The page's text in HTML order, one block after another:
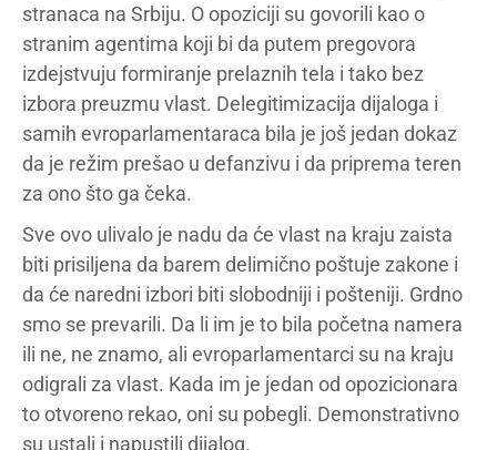
stranaca na Srbiju. O opoziciji su govorili kao o
stranim agentima koji bi da putem pregovora
izdejstvuju formiranje prelaznih tela i tako bez
izbora preuzmu vlast. Delegitimizacija dijaloga i
samih evroparlamentaraca bila je još jedan dokaz
da je režim prešao u defanzivu i da priprema teren
za ono što ga čeka.
Sve ovo ulivalo je nadu da će vlast na kraju zaista
biti prisiljena da barem delimično poštuje zakone i
da će naredni izbori biti slobodniji i pošteniji. Grdno
smo se prevarili. Da li im je to bila početna namera
ili ne, ne znamo, ali evroparlamentarci su na kraju
odigrali za vlast. Kada im je jedan od opozicionara
to otvoreno rekao, oni su pobegli. Demonstrativno
su ustali i napustili dijalog.